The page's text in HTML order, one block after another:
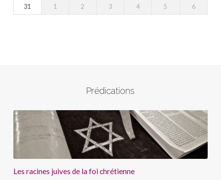
31
1 2 3 4 5 6
Prédications
Les racines juives de la foi chrétienne